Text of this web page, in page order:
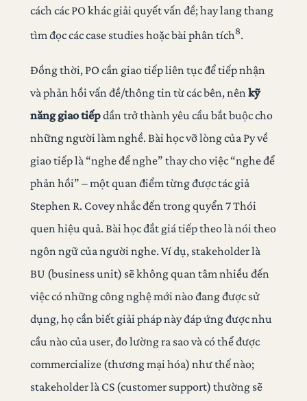
cách các PO khác giải quyết vấn đề; hay lang thang
tìm đọc các case studies hoặc bài phân tích8.
Đồng thời, PO cần giao tiếp liên tục để tiếp nhận
và phản hồi vấn đề/thông tin từ các bên, nên kỹ
năng giao tiếpdần trở thành yêu cầu bắt buộc cho
những người làm nghề. Bài học vỡ lòng của Py về
giao tiếp là “nghe để nghe” thay cho việc “nghe để
phản hồi” – một quan điểm từng được tác giả
Stephen R. Covey nhắc đến trong quyển 7 Thói
quen hiệu quả. Bài học đắt giá tiếp theo là nói theo
ngôn ngữ của người nghe. Ví dụ, stakeholder là
BU (business unit) sẽ không quan tâm nhiều đến
việc có những công nghệ mới nào đang được sử
dụng, họ cần biết giải pháp này đáp ứng được nhu
cầu nào của user, đo lường ra sao và có thể được
commercialize (thương mại hóa) như thế nào;
stakeholder là CS (customer support) thường sẽ